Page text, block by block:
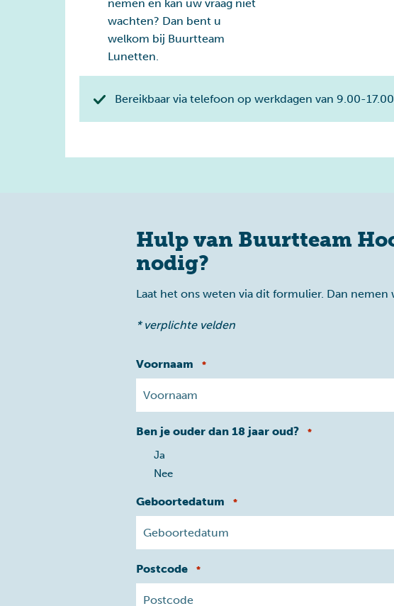
nemen en kan uw vraag niet
wachten? Dan bent u
welkom bij Buurtteam
Lunetten.
Bereikbaar via telefoon op werkdagen van 9.00-
Hulp van Buurtteam
nodig?
Laat het ons weten via dit formulier. Dan nemen
* verplichte velden
Voornaam *
Ben je ouder dan 18 jaar oud? *
Ja
Nee
Geboortedatum *
Postcode *